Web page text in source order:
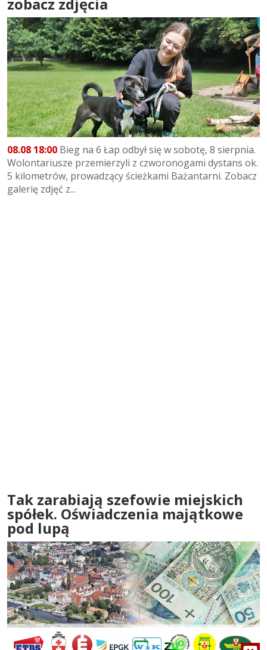
08.08 18:00 Bieg na 6 Łap odbył się w sobotę, 8 sierpnia.
Wolontariusze przemierzyli z czworonogami dystans ok.
5 kilometrów, prowadzący ścieżkami Bażantarni. Zobacz
galerię zdjęć z...
Tak zarabiają szefowie miejskich
spółek. Oświadczenia majątkowe
pod lupą